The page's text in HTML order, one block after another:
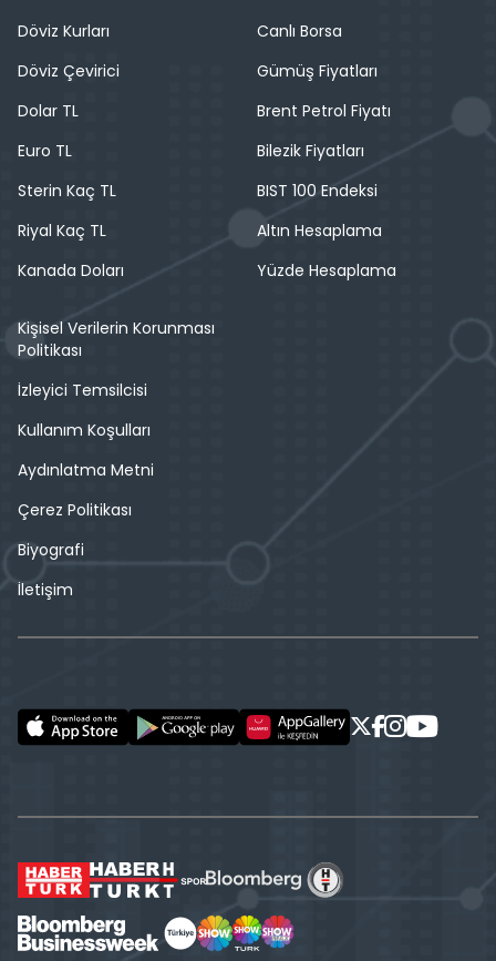
Döviz Kurları
Döviz Çevirici
Dolar TL
Euro TL
Sterin Kaç TL
Riyal Kaç TL
Kanada Doları
Canlı Borsa
Gümüş Fiyatları
Brent Petrol Fiyatı
Bilezik Fiyatları
BIST 100 Endeksi
Altın Hesaplama
Yüzde Hesaplama
Kişisel Verilerin Korunması
Politikası
İzleyici Temsilcisi
Kullanım Koşulları
Aydınlatma Metni
Çerez Politikası
Biyografi
İletişim